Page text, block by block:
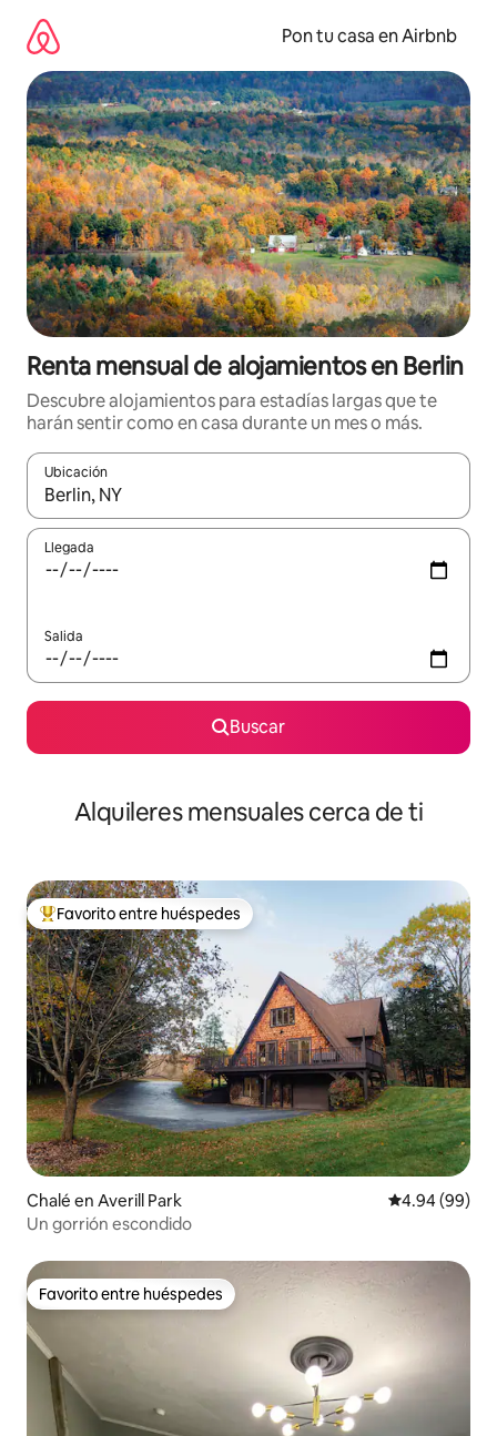
contenido
Pon tu casa en Airbnb
Renta mensual de alojamientos en Berlin
Descubre alojamientos para estadías largas que te
harán sentir como en casa durante un mes o más.
Ubicación
Cuando los resultados estén disponibles, navega con las
Llegada
Salida
Buscar
Alquileres mensuales cerca de ti
Favorito entre huéspedes preferido
Favorito entre huéspedes
Chalé en Averill Park Calificación
4.94 (99)
Un gorrión escondido
Favorito entre huéspedes
Favorito entre huéspedes